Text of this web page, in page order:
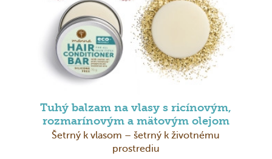
Tuhý balzam na vlasy s ricínovým,
rozmarínovým a mätovým olejom
Šetrný k vlasom – šetrný k životnému
prostrediu